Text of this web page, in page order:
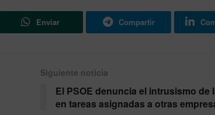
Enviar Compartir
Siguiente noticia
El PSOE denuncia el intrusismo de
en tareas asignadas a otras